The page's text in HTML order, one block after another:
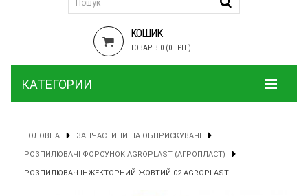
КОШИК
ТОВАРІВ 0 (0 ГРН.)
КАТЕГОРИИ
ГОЛОВНА ЗАПЧАСТИНИ НА ОБПРИСКУВАЧІ
РОЗПИЛЮВАЧІ ФОРСУНОК AGROPLAST (АГРОПЛАСТ)
РОЗПИЛЮВАЧ ІНЖЕКТОРНИЙ ЖОВТИЙ 02 AGROPLAST